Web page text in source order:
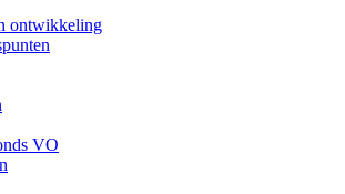
ontwikkeling
VO